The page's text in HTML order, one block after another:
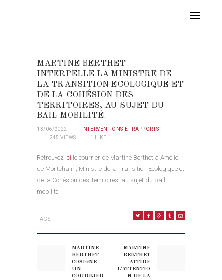
MARTINE BERTHET
INTERPELLE LA MINISTRE DE
LA TRANSITION ECOLOGIQUE ET
DE LA COHÉSION DES
TERRITOIRES, AU SUJET DU
BAIL MOBILITÉ.
13/06/2022
INTERVENTIONS ET RAPPORTS
245 VIEWS 1 LIKE
Retrouvez ici le courrier de Martine Berthet à Amélie
de Montchalin, Ministre de la Transition Ecologique et
de la Cohésion des Territoires, au sujet du bail
mobilité.
TAGS:
Previous post:
MARTINE
BERTHET
COSIGNE
UN
COURRIER
Next post:
MARTINE
BERTHET
ATTIRE
L’ATTENTIO
N DE LA